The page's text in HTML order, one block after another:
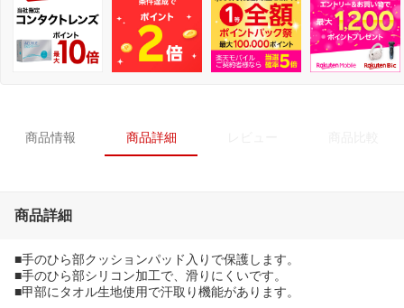
商品情報 商品詳細
商品詳細
■手のひら部クッションパッド入りで保護します。
■手のひら部シリコン加工で、滑りにくいです。
■甲部にタオル生地使用で汗取り機能があります。